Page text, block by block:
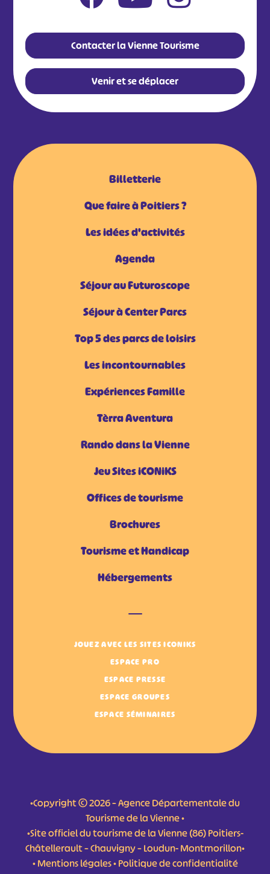
Contacter la Vienne Tourisme
Venir et se déplacer
Billetterie
Que faire à Poitiers ?
Les idées d'activités
Agenda
Séjour au Futuroscope
Séjour à Center Parcs
Top 5 des parcs de loisirs
Les incontournables
Expériences Famille
Tèrra Aventura
Rando dans la Vienne
Jeu Sites iCONiKS
Offices de tourisme
Brochures
Tourisme et Handicap
Hébergements
JOUEZ AVEC LES SITES ICONIKS
ESPACE PRO
ESPACE PRESSE
ESPACE GROUPES
ESPACE SÉMINAIRES
•Copyright © 2026 – Agence Départementale du
Tourisme de la Vienne •
•Site officiel du tourisme de la Vienne (86) Poitiers-
Châtellerault – Chauvigny – Loudun- Montmorillon•
•Mentions légales•Politique de confidentialité